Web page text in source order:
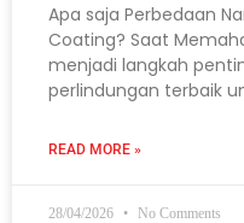
Apa saja Perbedaan
Coating? Saat
menjadi langkah
perlindungan terbaik
READ MORE »
28/04/2026 No Comments